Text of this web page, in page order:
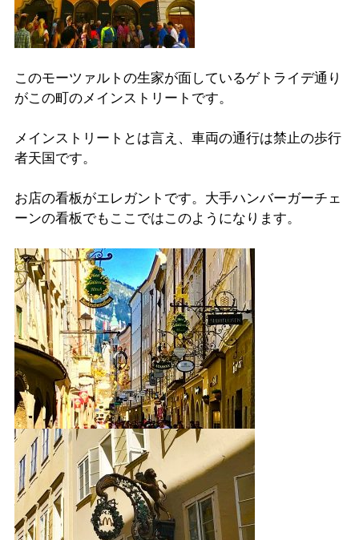
このモーツァルトの生家が面しているゲトライデ通り
がこの町のメインストリートです。
メインストリートとは言え、車両の通行は禁止の歩行
者天国です。
お店の看板がエレガントです。大手ハンバーガーチェ
ーンの看板でもここではこのようになります。